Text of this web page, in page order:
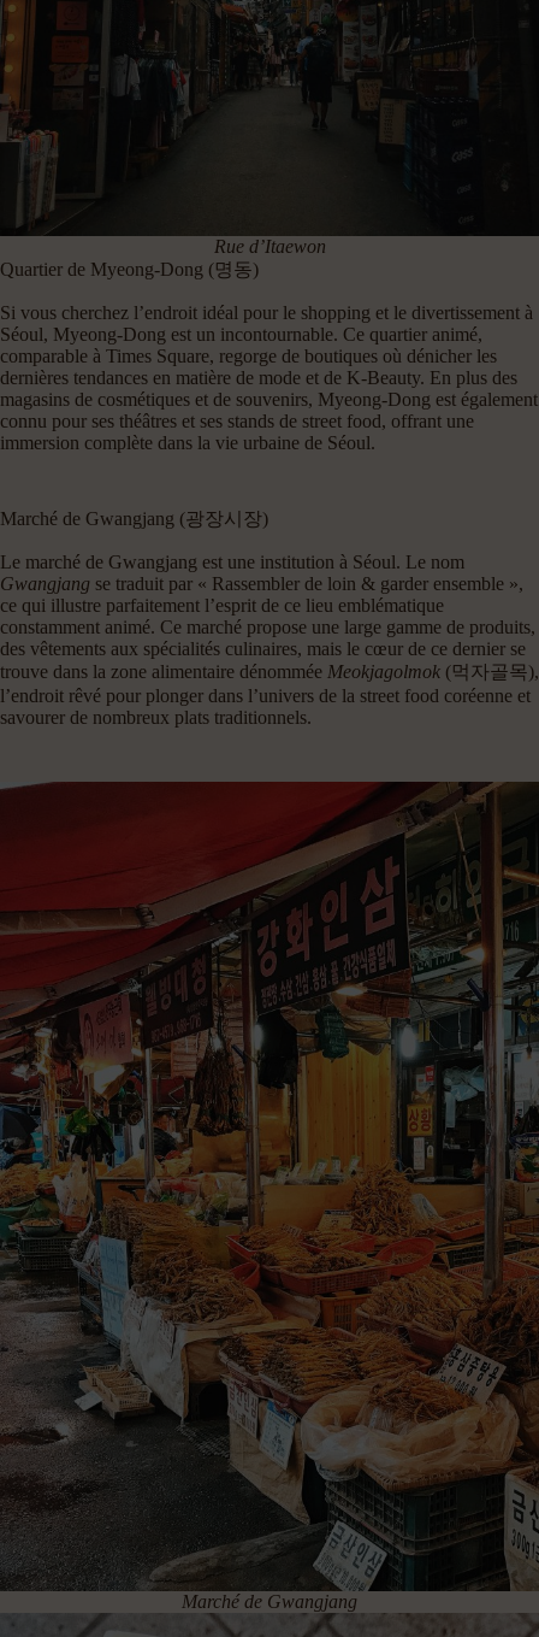
Rue d’Itaewon
Quartier de Myeong-Dong (명동)
Si vous cherchez l’endroit idéal pour le shopping et le divertissement à
Séoul, Myeong-Dong est un incontournable. Ce quartier animé,
comparable à Times Square, regorge de boutiques où dénicher les
dernières tendances en matière de mode et de K-Beauty. En plus des
magasins de cosmétiques et de souvenirs, Myeong-Dong est également
connu pour ses théâtres et ses stands de street food, offrant une
immersion complète dans la vie urbaine de Séoul.
Marché de Gwangjang (광장시장)
Le marché de Gwangjang est une institution à Séoul. Le nom
Gwangjang se traduit par « Rassembler de loin & garder ensemble »,
ce qui illustre parfaitement l’esprit de ce lieu emblématique
constamment animé. Ce marché propose une large gamme de produits,
des vêtements aux spécialités culinaires, mais le cœur de ce dernier se
trouve dans la zone alimentaire dénommée Meokjagolmok (먹자골목),
l’endroit rêvé pour plonger dans l’univers de la street food coréenne et
savourer de nombreux plats traditionnels.
Marché de Gwangjang